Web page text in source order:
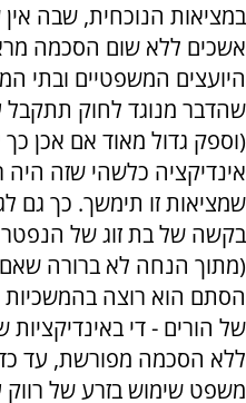
במציאות הנוכחית, שבה
אשכים ללא שום הסכמה
היועצים המשפטיים ובתי
שהדבר מנוגד לחוק תתקבל
(וספק גדול מאוד אם אכן
אינדיקציה כלשהי שזה היה
שמציאות זו תימשך. כך גם
בקשה של בת זוג של
(מתוך הנחה לא ברורה שאם
הסתם הוא רוצה
של הורים - די
ללא הסכמה מפורשת, עד
משפט שימוש בזרע של